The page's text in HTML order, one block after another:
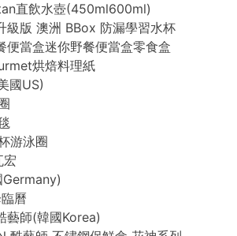
直飲水壺(450ml600ml)
級版 澳洲 BBox 防漏學習水杯
便當盒迷你野餐便當盒零食盒
烘焙料理紙
國US)
游泳圈
宏
Germany)
曆
藝師(韓國Korea)